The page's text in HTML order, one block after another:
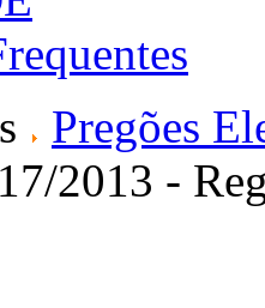
Pregões
2013 -